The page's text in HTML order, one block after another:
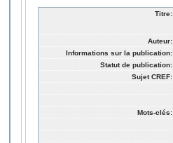
Titre:
Auteur:
Informations sur la publication:
Statut de publication:
Sujet CREF:
Mots-clés: